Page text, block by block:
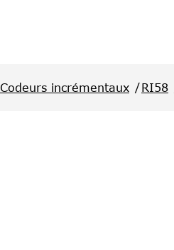
Codeurs incrémentaux RI58